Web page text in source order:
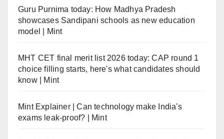
Guru Purnima today: How Madhya Pradesh
showcases Sandipani schools as new education
model | Mint
MHT CET final merit list 2026 today: CAP round 1
choice filling starts, here's what candidates should
know | Mint
Mint Explainer | Can technology make India's
exams leak-proof? | Mint